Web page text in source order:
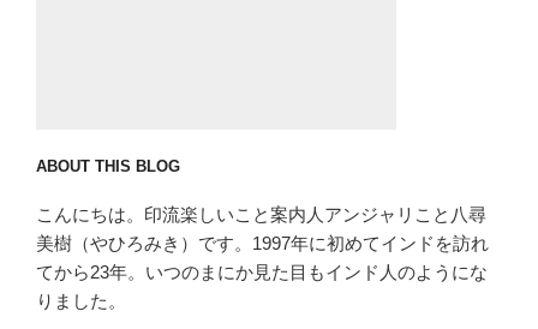
ABOUT THIS BLOG
こんにちは。印流楽しいこと案内人アンジャリこと八尋
美樹（やひろみき）です。1997年に初めてインドを訪れ
てから23年。いつのまにか見た目もインド人のようにな
りました。